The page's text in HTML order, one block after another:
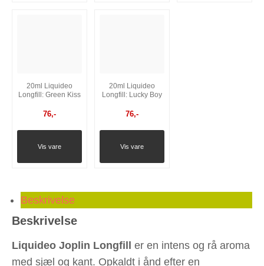
20ml Liquideo
Longfill: Green Kiss
76,-
Vis vare
20ml Liquideo
Longfill: Lucky Boy
76,-
Vis vare
Beskrivelse
Beskrivelse
Liquideo Joplin Longfill er en intens og rå aroma
med sjæl og kant. Opkaldt i ånd efter en